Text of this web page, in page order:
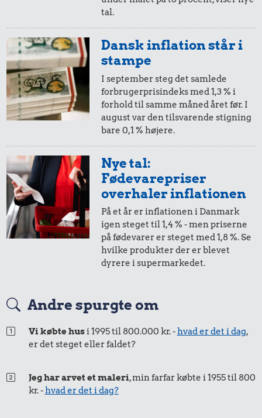
0,72,-
tal.
Dansk inflation står i
stampe
I september steg det samlede
forbrugerprisindeks med 1,3 % i
forhold til samme måned året før. I
august var den tilsvarende stigning
bare 0,1 % højere.
Nye tal:
Fødevarepriser
overhaler inflationen
På et år er inflationen i Danmark
igen steget til 1,4 % - men priserne
på fødevarer er steget med 1,8 %. Se
hvilke produkter der er blevet
dyrere i supermarkedet.
Andre spurgte om
Vi købte husi 1995 til 800.000 kr. -hvad er det i dag,
er det steget eller faldet?
Jeg har arvet et maleri, min farfar købte i 1955 til 800
kr. -hvad er det i dag?